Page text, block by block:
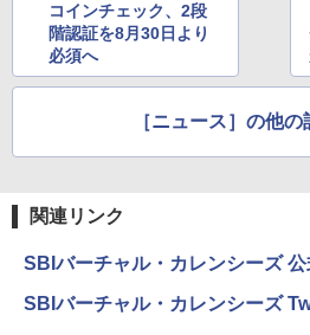
コインチェック、2段
階認証を8月30日より
必須へ
［ニュース］の他
関連リンク
SBIバーチャル・カレンシーズ 公
SBIバーチャル・カレンシーズ